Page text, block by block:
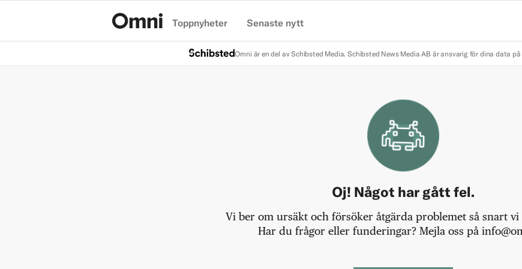
Toppnyheter Senaste nytt
Omni är en del av Schibsted Media. Schibsted News Media AB är ansvarig för dina data
Oj! Något har gått fel.
Vi ber om ursäkt och försöker åtgärda problemet så snart
Har du frågor eller funderingar? Mejla oss på